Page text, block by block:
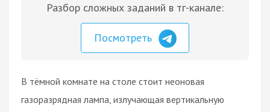
Разбор сложных заданий в тг-канале:
Посмотреть
В тёмной комнате на столе стоит неоновая
газоразрядная лампа, излучающая вертикальную